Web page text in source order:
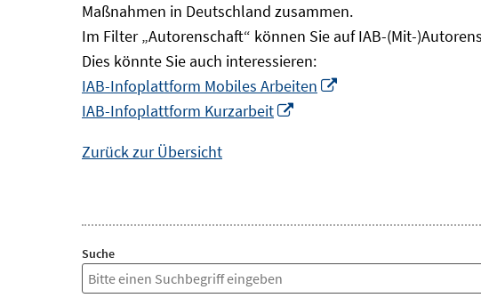
Maßnahmen in Deutschland zusammen.
Im Filter „Autorenschaft“ können Sie auf IAB-(Mit-
Dies könnte Sie auch interessieren:
IAB-Infoplattform Mobiles Arbeiten
IAB-Infoplattform Kurzarbeit
Zurück zur Übersicht
Suche